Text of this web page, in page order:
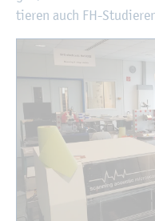
tie­ren auch FH-